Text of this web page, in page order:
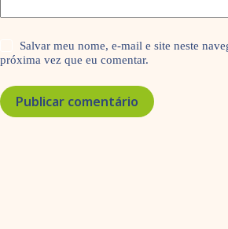
Salvar meu nome, e-mail e site neste
próxima vez que eu comentar.
Publicar comentário